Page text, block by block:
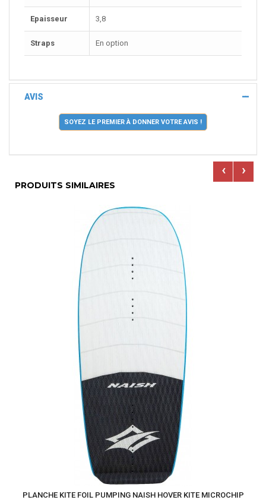
Epaisseur 3,8
Straps En option
AVIS
SOYEZ LE PREMIER À DONNER VOTRE AVIS !
PRODUITS SIMILAIRES
‹ ›
PLANCHE KITE FOIL PUMPING NAISH HOVER KITE MICROCHIP